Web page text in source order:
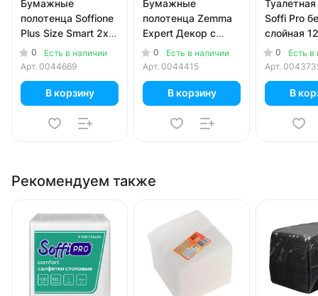
Бумажные
полотенца Soffione
Plus Size Smart 2х-
слойные 210
листов
0
Есть в наличии
Арт. 0044669
В корзину
Бумажные
полотенца Zemma
Expert Декор с
рисунком 3х-
слойные (2 шт)
0
Есть в наличии
Арт. 0044415
В корзину
Soffi Pro
слойная
0
Есть в
Арт.
В
Рекомендуем также